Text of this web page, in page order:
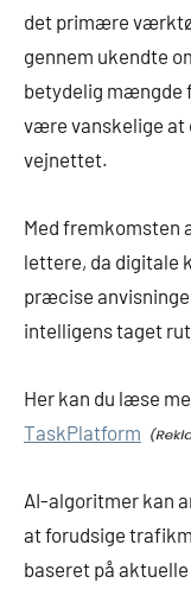
det primære
gennem ukendte
betydelig mængde
være vanskelige at
vejnettet.
Med fremkomsten
lettere, da digitale
præcise
intelligens taget
Her kan du læse
TaskPlatform
AI-algoritmer kan
at forudsige
baseret på